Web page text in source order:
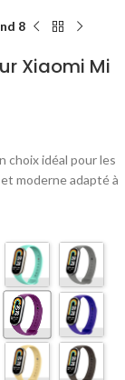
8
Xiaomi Mi
choix idéal pour les
moderne adapté à